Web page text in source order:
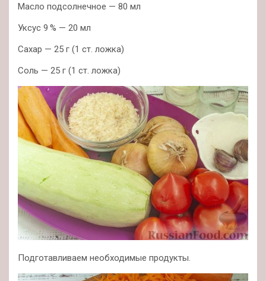
Масло подсолнечное — 80 мл
Уксус 9 % — 20 мл
Сахар — 25 г (1 ст. ложка)
Соль — 25 г (1 ст. ложка)
Подготавливаем необходимые продукты.